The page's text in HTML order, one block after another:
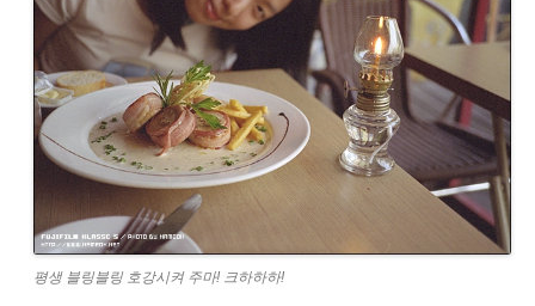
평생 블링블링 호강시켜 주마! 크하하하!